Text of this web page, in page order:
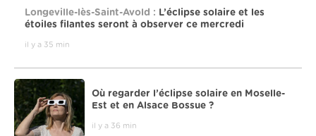
Longeville-lès-Saint-Avold : L’éclipse solaire et les
étoiles filantes seront à observer ce mercredi
il y a 35 min
Où regarder l’éclipse solaire en Moselle-
Est et en Alsace Bossue ?
il y a 36 min